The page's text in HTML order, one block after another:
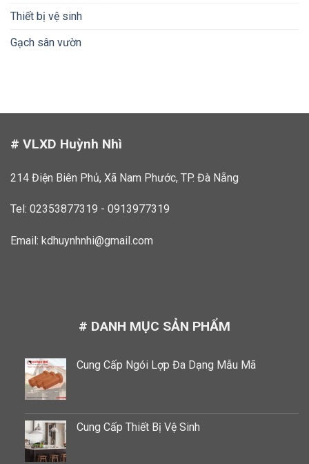
Thiết bị vệ sinh
Gạch sân vườn
# VLXD Huỳnh Nhì
214 Điện Biên Phủ, Xã Nam Phước, TP. Đà Nẵng
Tel: 02353877319 - 0913977319
Email: kdhuynhnhi@gmail.com
# DANH MỤC SẢN PHẨM
Cung Cấp Ngói Lợp Đa Dạng Mẫu Mã
Cung Cấp Thiết Bị Vệ Sinh